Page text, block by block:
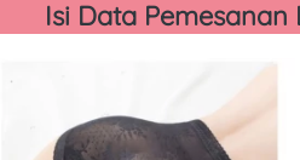
Isi Data